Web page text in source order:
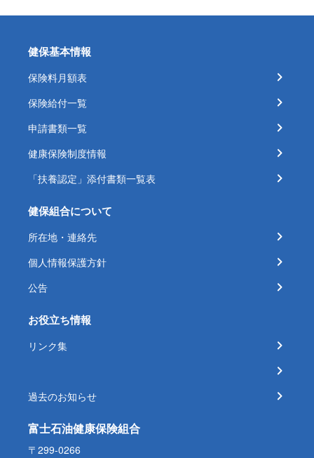
健保基本情報
保険料月額表
保険給付一覧
申請書類一覧
健康保険制度情報
「扶養認定」添付書類一覧表
健保組合について
所在地・連絡先
個人情報保護方針
公告
お役立ち情報
リンク集
過去のお知らせ
富士石油健康保険組合
〒299-0266